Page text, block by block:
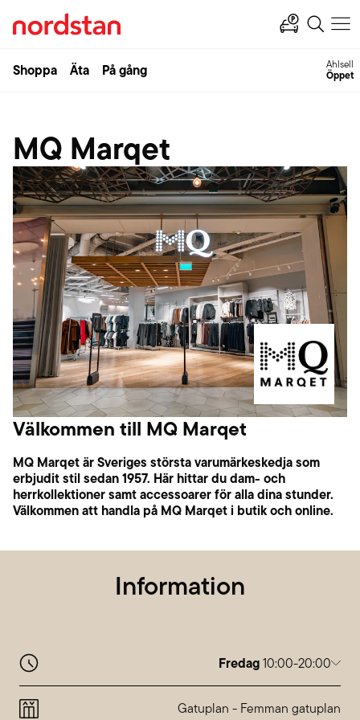
Shoppa Äta På gång Ahlsell
Öppet
MQ Marqet
Välkommen till MQ Marqet
MQ Marqet är Sveriges största varumärkeskedja som
erbjudit stil sedan 1957. Här hittar du dam- och
herrkollektioner samt accessoarer för alla dina stunder.
Välkommen att handla på MQ Marqet i butik och online.
Information
Fredag10:00-20:00
Måndag
10:00-20:00
10:00-20:00
Gatuplan - Femman gatuplan